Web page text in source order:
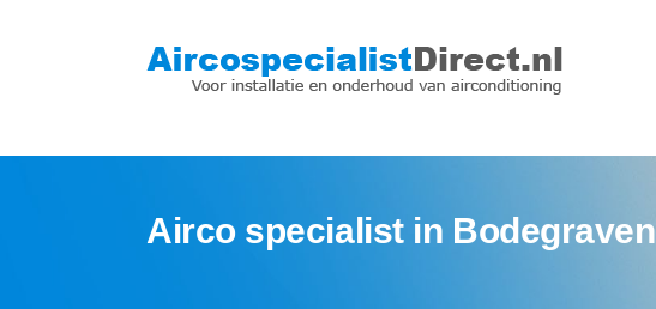
Airco specialist in Bodegraven